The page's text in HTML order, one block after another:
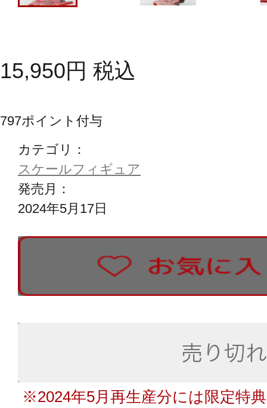
15,950円 税込
797ポイント付与
カテゴリ：
スケールフィギュア
発売月：
2024年5月17日
※2024年5月再生産分には限定特